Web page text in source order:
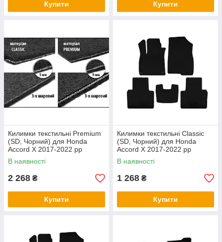
Купити Купити
Килимки текстильні Premium
(SD, Чорний) для Honda
Accord X 2017-2022 рр
В наявності
2 268 ₴
Купити
Килимки текстильні Classic
(SD, Чорний) для Honda
Accord X 2017-2022 рр
В наявності
1 268 ₴
Купити